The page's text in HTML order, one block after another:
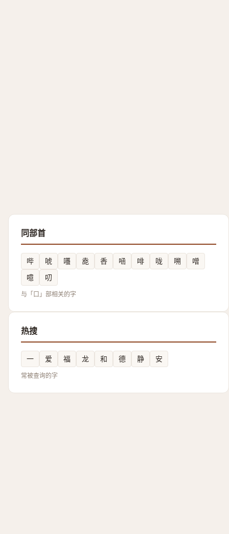
同部首
哔 唬 囆 唟 㕿 㖤 啡 咙 嗍
噌
噫
叨
与「口」部相关的字
热搜
一 爱 福 龙 和 德 静 安
常被查询的字